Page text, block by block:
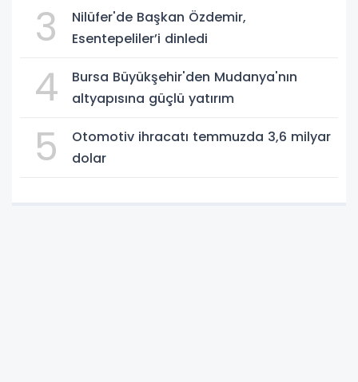
3
Nilüfer'de Başkan Özdemir,
Esentepeliler’i dinledi
4
Bursa Büyükşehir'den Mudanya'nın
altyapısına güçlü yatırım
5
Otomotiv ihracatı temmuzda 3,6 milyar
dolar